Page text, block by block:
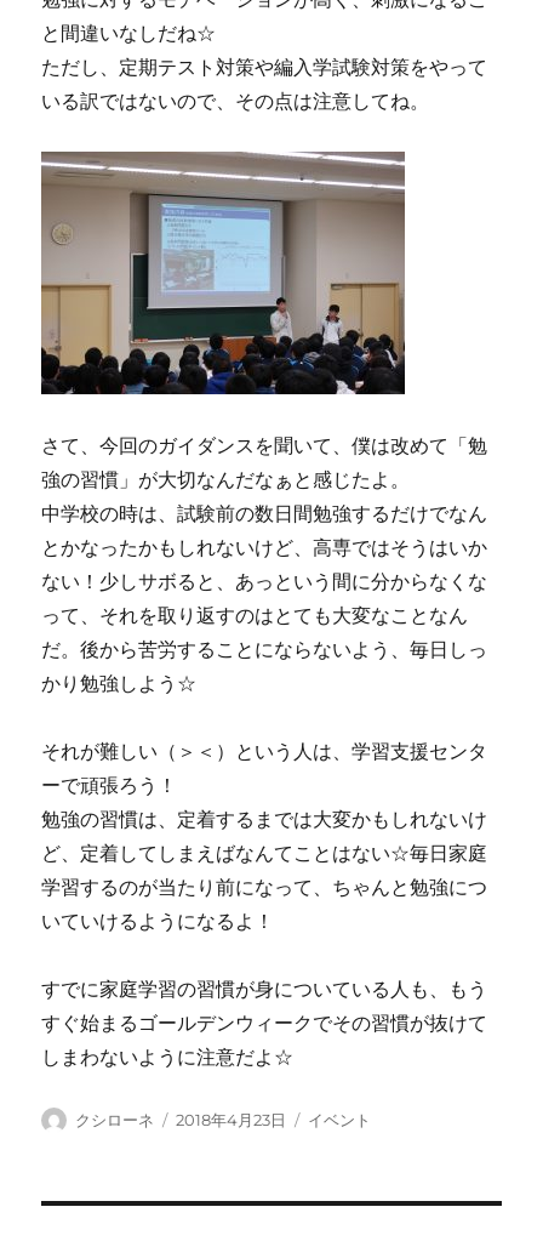
と間違いなしだね☆
ただし、定期テスト対策や編入学試験対策をやって
いる訳ではないので、その点は注意してね。
さて、今回のガイダンスを聞いて、僕は改めて「勉
強の習慣」が大切なんだなぁと感じたよ。
中学校の時は、試験前の数日間勉強するだけでなん
とかなったかもしれないけど、高専ではそうはいか
ない！少しサボると、あっという間に分からなくな
って、それを取り返すのはとても大変なことなん
だ。後から苦労することにならないよう、毎日しっ
かり勉強しよう☆
それが難しい（＞＜）という人は、学習支援センタ
ーで頑張ろう！
勉強の習慣は、定着するまでは大変かもしれないけ
ど、定着してしまえばなんてことはない☆毎日家庭
学習するのが当たり前になって、ちゃんと勉強につ
いていけるようになるよ！
すでに家庭学習の習慣が身についている人も、もう
すぐ始まるゴールデンウィークでその習慣が抜けて
しまわないように注意だよ☆
投
クシローネ
投
2018年4月23日
カ
イベント